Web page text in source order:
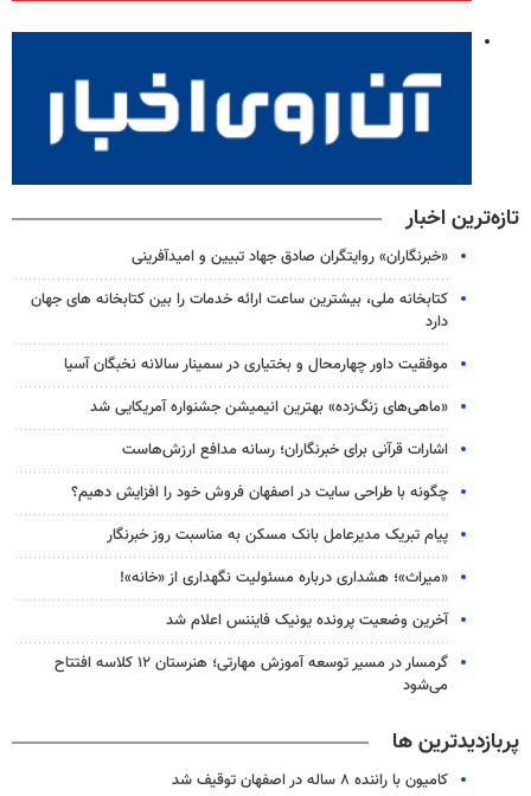
تازه‌ترین اخبار
«خبرنگاران» روایتگران صادق جهاد تبیین و امیدآفرینی
کتابخانه ملی، بیشترین ساعت ارائه خدمات را بین کتابخانه های جهان
دارد
موفقیت داور چهارمحال و بختیاری در سمینار سالانه نخبگان آسیا
«ماهی‌های زنگ‌زده» بهترین انیمیشن جشنواره آمریکایی شد
اشارات قرآنی برای خبرنگاران؛ رسانه مدافع ارزش‌هاست
چگونه با طراحی سایت در اصفهان فروش خود را افزایش دهیم؟
پیام تبریک مدیرعامل بانک مسکن به مناسبت روز خبرنگار
«میراث»؛ هشداری درباره مسئولیت نگهداری از «خانه»!
آخرین وضعیت پرونده یونیک فایننس اعلام شد
گرمسار در مسیر توسعه آموزش مهارتی؛ هنرستان ۱۲ کلاسه افتتاح
می‌شود
پربازدیدترین ها
کامیون با راننده ۸ ساله در اصفهان توقیف شد